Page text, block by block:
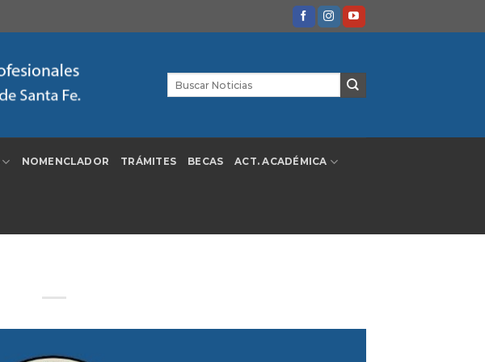
NOMENCLADOR TRÁMITES BECAS ACT. ACADÉMICA